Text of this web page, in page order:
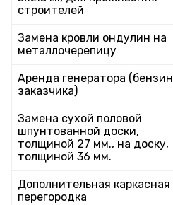
строителей
Замена кровли ондулин на
металлочерепицу
Аренда генератора (бензин
заказчика)
Замена сухой половой
шпунтованной доски,
толщиной 27 мм., на доску,
толщиной 36 мм.
Дополнительная каркасная
перегородка